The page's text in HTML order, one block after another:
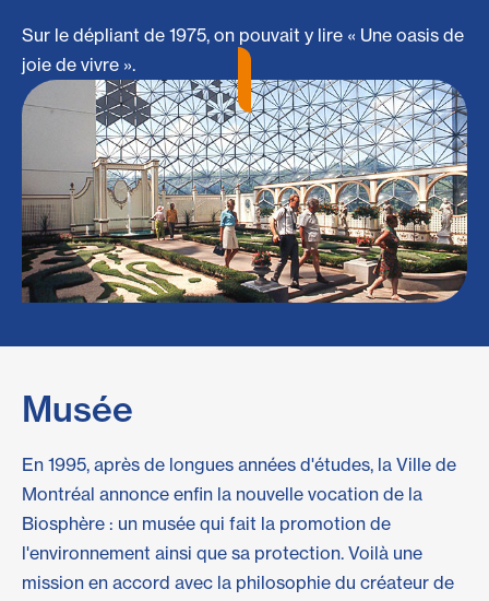
Sur le dépliant de 1975, on pouvait y lire « Une oasis de
joie de vivre ».
Musée
En 1995, après de longues années d'études, la Ville de
Montréal annonce enfin la nouvelle vocation de la
Biosphère : un musée qui fait la promotion de
l'environnement ainsi que sa protection. Voilà une
mission en accord avec la philosophie du créateur de